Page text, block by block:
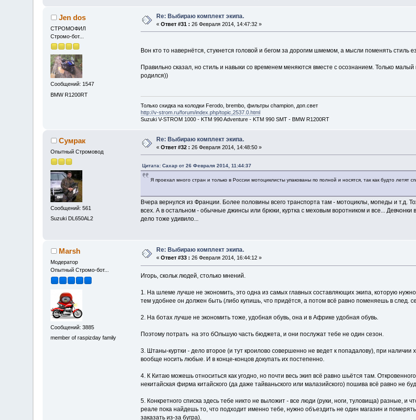
Jen dos
СТРОМОФИЛ
Стромо-бот...
Сообщений: 1547
BMW R1200RT
Re: Выбираю комплект экипа.
«Ответ #31 : 26 Февраля 2014, 14:47:32 »
Вон кто то навернётся, стукнется головой и бегом за дорогим шмемом, а мысли поменять стиль
Правильно сказал, но стиль и навыки со временем меняются вместе с осознанием. Только
родился))
Только скидка на колодки Ferodo, brembo, фильтры champion, доп.свет
http://v-strom.ru/forum/index.php/topic,2537.0.html
Suzuki V-STROM 1000 - KTM 990 Adventure - KTM 990 SMT - BMW R1200RT
Сумрак
Опытный Стромовод
Сообщений: 561
Suzuki DL650AL2
Re: Выбираю комплект экипа.
«Ответ #32 : 26 Февраля 2014, 14:48:50 »
Цитата: Сахар от 26 Февраля 2014, 11:44:37
Я проехал много стран и только в России мотоциклисты упакованы по полной и носятся, так как будто летят
Вчера вернулся из Франции. Более половины всего транспорта там - мотоциклы, мопеды и т.д.
всех. А в остальном - обычные джинсы или брюки, куртка с меховым воротником и все...
дело тоже удивило...
Marsh
Модератор
Опытный Стромо-бот...
Сообщений: 3885
member of raspizday family
Re: Выбираю комплект экипа.
«Ответ #33 : 26 Февраля 2014, 16:44:12 »
Игорь, скольк людей, столько мнений.
1. На шлеме лучше не экономить, это одна из самых главных составляющих экипа, которую
тем удобнее он должен быть (либо купишь, что придётся, а потом всё равно поменяешь в след.
2. На ботах лучше не экономить тоже, удобная обувь, она и в Африке удобная обувь.
Поэтому потрать на это бОльшую часть бюджета, и они послужат тебе не один сезон.
3. Штаны-куртки - дело второе (и тут кроилово совершенно не ведет к попадалову), при
вообще носить любые. И в конце-концов докупать их постепенно.
4. К Китаю можешь относиться как угодно, но почти весь экип всё равно шьётся там.
некитайская фирма китайского (да даже тайваньского или малазийского) пошива всё равно не
5. Конкретного списка здесь тебе никто не выложит - все люди (руки, ноги, туловища) разные, и
реале пока найдешь то, что подходит именно тебе, нужно объездить не один магазин и
заказать из-за бугра).